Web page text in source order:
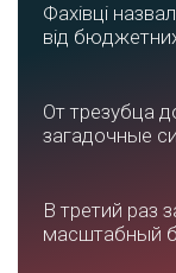
Фахівці
від
От трезубца
загадочные
В третий раз
масштабный